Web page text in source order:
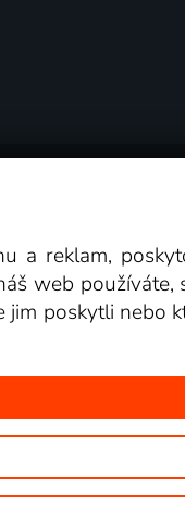
Copyright ©
a reklam,
web
jim poskytli nebo